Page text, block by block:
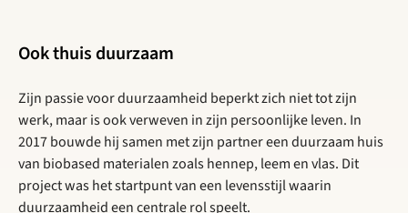
Ook thuis duurzaam
Zijn passie voor duurzaamheid beperkt zich niet tot zijn
werk, maar is ook verweven in zijn persoonlijke leven. In
2017 bouwde hij samen met zijn partner een duurzaam huis
van biobased materialen zoals hennep, leem en vlas. Dit
project was het startpunt van een levensstijl waarin
duurzaamheid een centrale rol speelt.